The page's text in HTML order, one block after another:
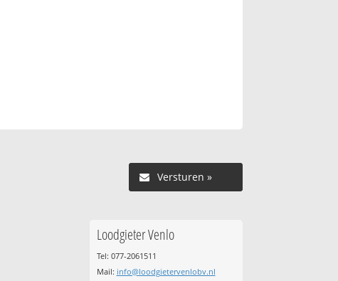
Versturen »
Loodgieter Venlo
Tel: 077-2061511
Mail: info@loodgietervenlobv.nl